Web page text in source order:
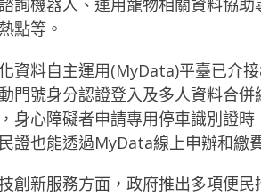
詢機器人、運用寵物相關資料協
點等。
資料自主運用(MyData)平臺已介
門號身分認證登入及多人資料合
身心障礙者申請專用停車識別證
證也能透過MyData線上申辦和繳
創新服務方面，政府推出多項便